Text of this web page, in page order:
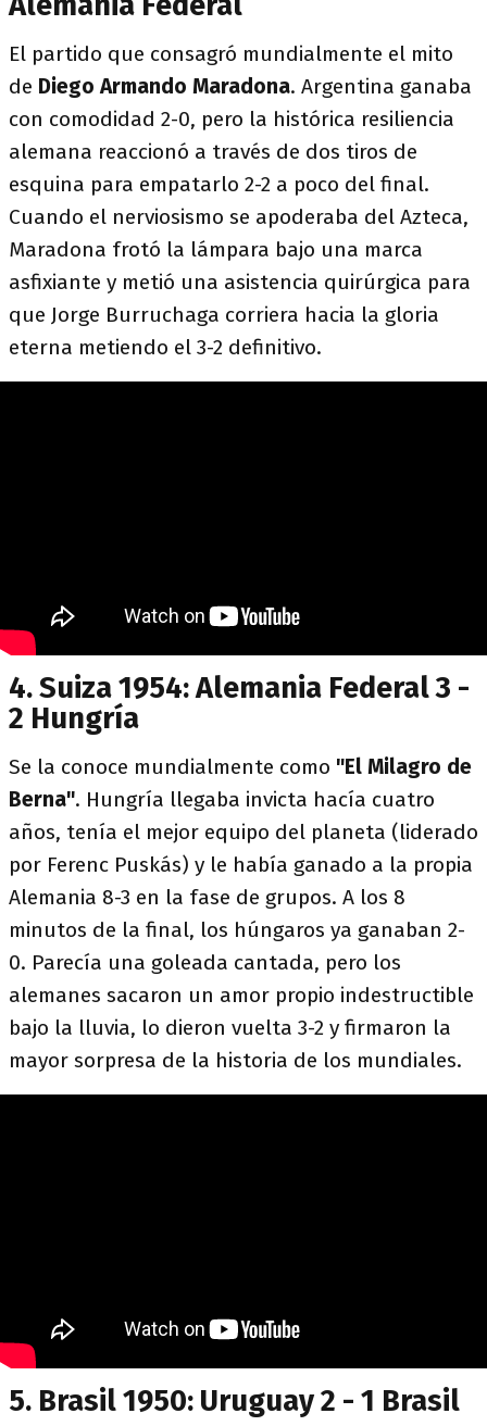
El partido que consagró mundialmente el mito
de Diego Armando Maradona. Argentina ganaba
con comodidad 2-0, pero la histórica resiliencia
alemana reaccionó a través de dos tiros de
esquina para empatarlo 2-2 a poco del final.
Cuando el nerviosismo se apoderaba del Azteca,
Maradona frotó la lámpara bajo una marca
asfixiante y metió una asistencia quirúrgica para
que Jorge Burruchaga corriera hacia la gloria
eterna metiendo el 3-2 definitivo.
4. Suiza 1954: Alemania Federal 3 -
2 Hungría
Se la conoce mundialmente como "El Milagro de
Berna". Hungría llegaba invicta hacía cuatro
años, tenía el mejor equipo del planeta (liderado
por Ferenc Puskás) y le había ganado a la propia
Alemania 8-3 en la fase de grupos. A los 8
minutos de la final, los húngaros ya ganaban 2-
0. Parecía una goleada cantada, pero los
alemanes sacaron un amor propio indestructible
bajo la lluvia, lo dieron vuelta 3-2 y firmaron la
mayor sorpresa de la historia de los mundiales.
5. Brasil 1950: Uruguay 2 - 1 Brasil